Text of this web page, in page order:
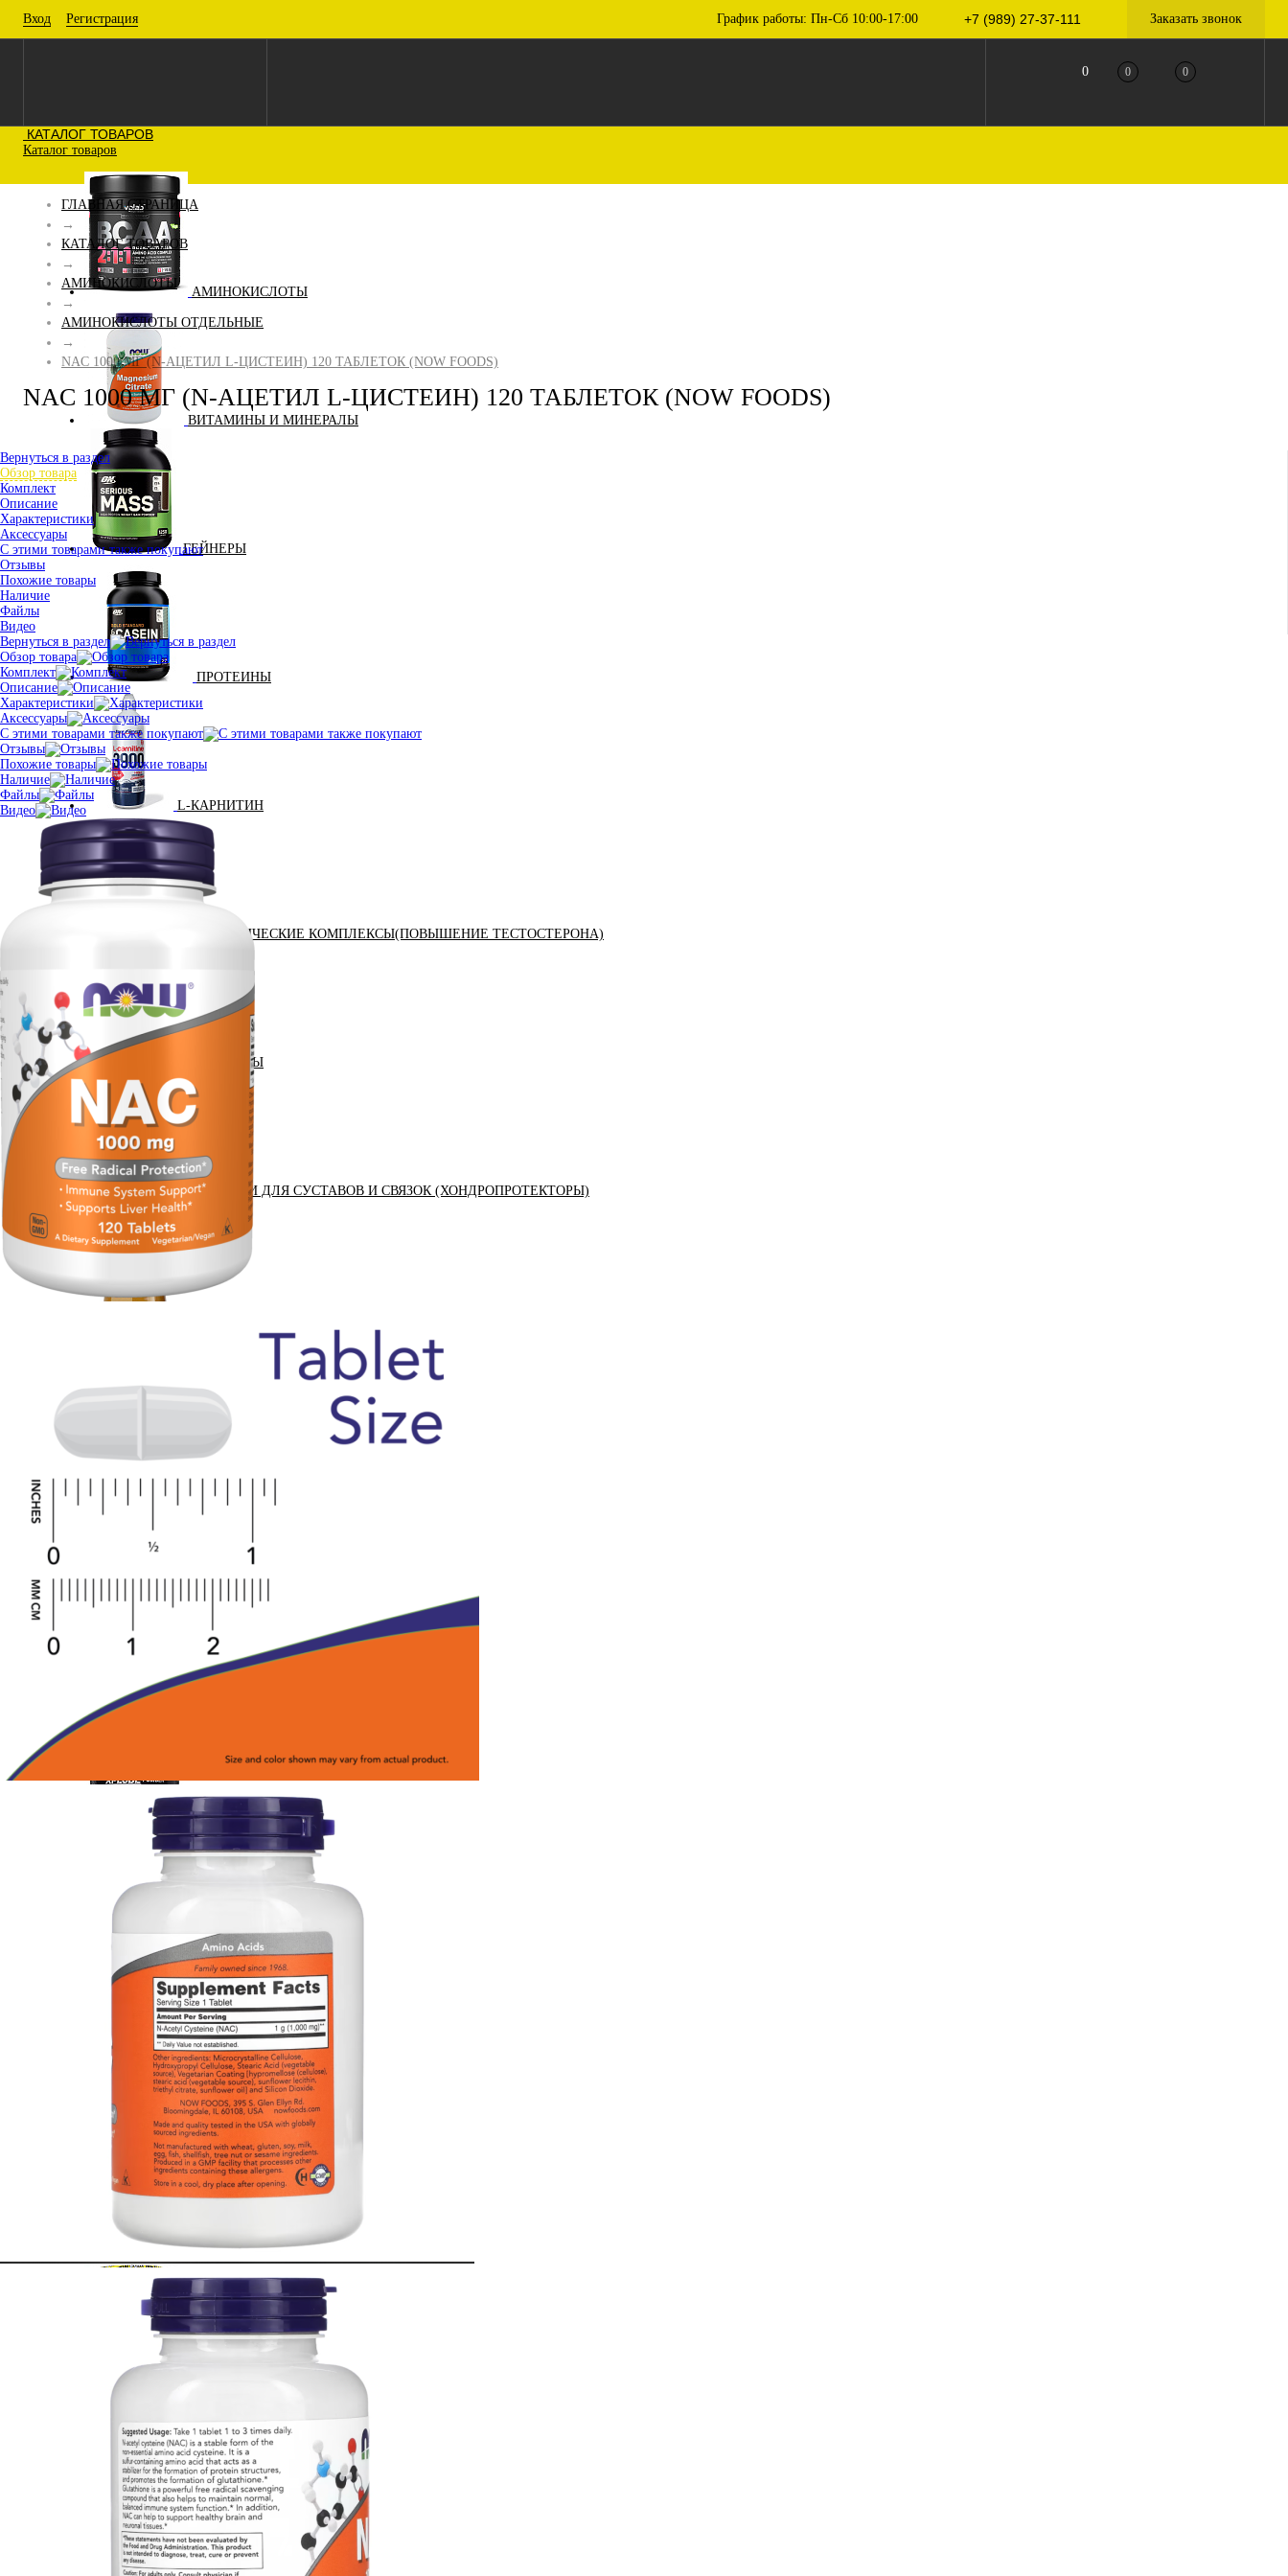
Вход Регистрация График работы: Пн-Сб 10:00-17:00 +7 (989) 27-37-111 Заказать звонок
0 0 0
КАТАЛОГ ТОВАРОВ
Каталог товаров
АМИНОКИСЛОТЫ
ВИТАМИНЫ И МИНЕРАЛЫ
ГЕЙНЕРЫ
ПРОТЕИНЫ
L-КАРНИТИН
АНАБОЛИЧЕСКИЕ КОМПЛЕКСЫ(ПОВЫШЕНИЕ ТЕСТОСТЕРОНА)
АКСЕССУАРЫ
ДОБАВКИ ДЛЯ СУСТАВОВ И СВЯЗОК (ХОНДРОПРОТЕКТОРЫ)
ЖИРОСЖИГАТЕЛИ
ЗМА (ZMA)
КРЕАТИН
ОДЕЖДА ДЛЯ ТРЕНИРОВОК
ОКСИД АЗОТА (NO, AAKG)
ПОДАРОЧНЫЙ СЕРТИФИКАТ
ПРЕДТРЕНИРОВОЧНЫЕ КОМПЛЕКСЫ
СПЕЦИАЛЬНЫЕ ДОБАВКИ
ГЛАВНАЯ СТРАНИЦА
→
КАТАЛОГ ТОВАРОВ
→
АМИНОКИСЛОТЫ
→
АМИНОКИСЛОТЫ ОТДЕЛЬНЫЕ
→
NAC 1000 МГ (N-АЦЕТИЛ L-ЦИСТЕИН) 120 ТАБЛЕТОК (NOW FOODS)
NAC 1000 МГ (N-АЦЕТИЛ L-ЦИСТЕИН) 120 ТАБЛЕТОК (NOW FOODS)
Вернуться в раздел
Обзор товара
Комплект
Описание
Характеристики
Аксессуары
С этими товарами также покупают
Отзывы
Похожие товары
Наличие
Файлы
Видео
Вернуться в раздел
Обзор товара
Комплект
Описание
Характеристики
Аксессуары
С этими товарами также покупают
Отзывы
Похожие товары
Наличие
Файлы
Видео